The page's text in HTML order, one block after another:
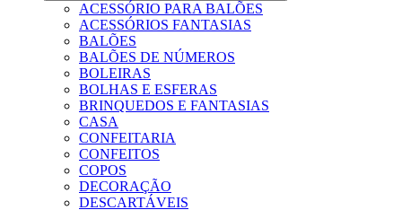
ACESSÓRIO PARA BALÕES
ACESSÓRIOS FANTASIAS
BALÕES
BALÕES DE NÚMEROS
BOLEIRAS
BOLHAS E ESFERAS
BRINQUEDOS E FANTASIAS
CASA
CONFEITARIA
CONFEITOS
COPOS
DECORAÇÃO
DESCARTÁVEIS